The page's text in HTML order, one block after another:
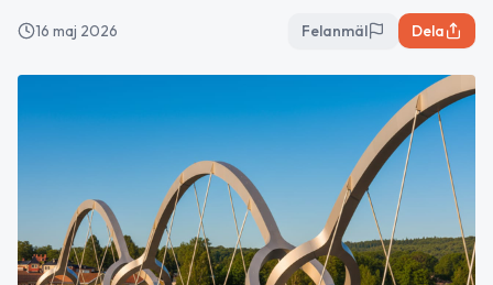
16 maj 2026 Felanmäl Dela